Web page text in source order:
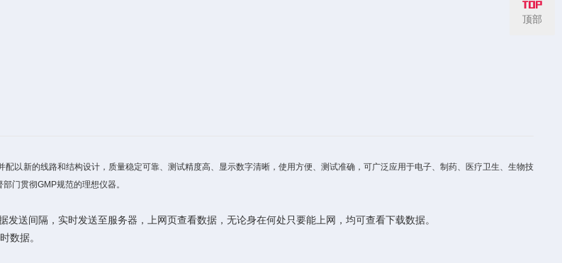
以新的线路和结构设计，质量稳定可靠、测试精度高、显示数字清晰，使用方便、测试准确，可广泛应用于电子、制药、医疗卫生、生物技
门贯彻GMP规范的理想仪器。
间隔，实时发送至服务器，上网页查看数据，无论身在何处只要能上网，均可查看下载数据。
数据。
顶部